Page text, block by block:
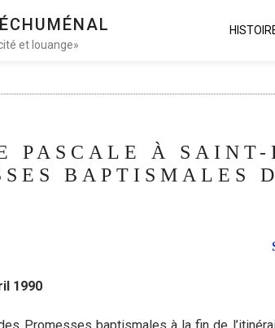
et louange»
PASCALE À SAINT-
BAPTISMALES
1990